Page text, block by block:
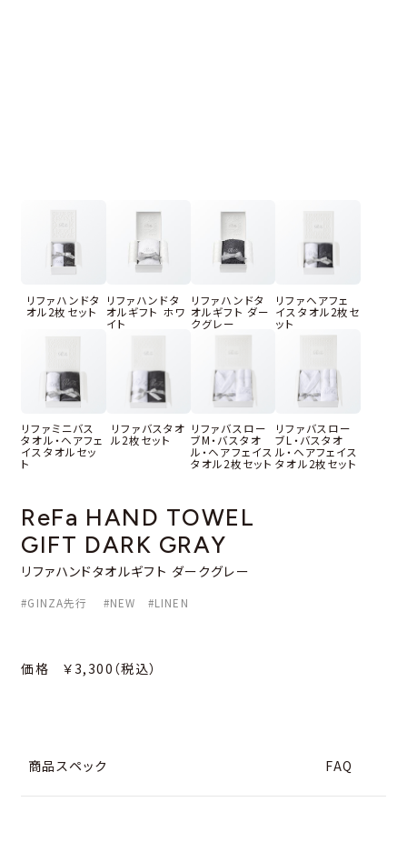
#GINZA先行 #NEW #LINEN
ReFa HAND TOWEL
GIFT DARK GRAY
リファハンドタオルギフト ダークグレー
価格 ￥3,300（税込）
リファハンドタ
オル2枚セット
リファハンドタ
オルギフト ホワ
イト
リファハンドタ
オルギフト ダー
クグレー
リファヘアフェ
イスタオル2枚セ
ット
リファミニバス
タオル・ヘアフェ
イスタオルセッ
ト
リファバスタオ
ル2枚セット
リファバスロー
ブM・バスタオ
ル・ヘアフェイス
タオル2枚セット
リファバスロー
ブL・バスタオ
ル・ヘアフェイス
タオル2枚セット
商品スペック FAQ